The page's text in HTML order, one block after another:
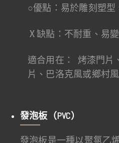
○優點：易於雕刻塑型
Ⅹ缺點：不耐重、易
適合用在： 烤漆門片
片、巴洛克風或鄉村
發泡板（PVC）
發泡板是一種以聚氯乙